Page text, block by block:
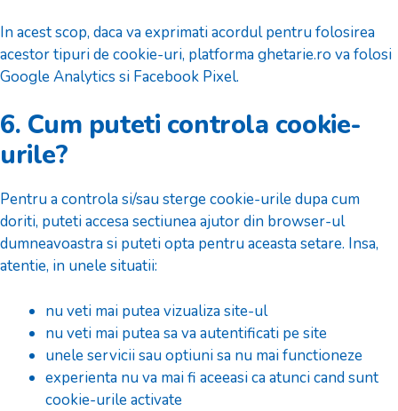
In acest scop, daca va exprimati acordul pentru folosirea
acestor tipuri de cookie-uri, platforma ghetarie.ro va folosi
Google Analytics si Facebook Pixel.
6. Cum puteti controla cookie-
urile?
Pentru a controla si/sau sterge cookie-urile dupa cum
doriti, puteti accesa sectiunea ajutor din browser-ul
dumneavoastra si puteti opta pentru aceasta setare. Insa,
atentie, in unele situatii:
nu veti mai putea vizualiza site-ul
nu veti mai putea sa va autentificati pe site
unele servicii sau optiuni sa nu mai functioneze
experienta nu va mai fi aceeasi ca atunci cand sunt
cookie-urile activate